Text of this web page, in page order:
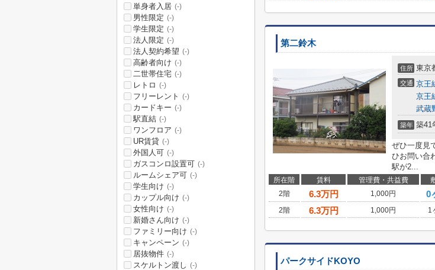
第二鈴木
住所 東京
交通 京王
京王
武蔵
築年 築41
ぜひ一度見
ひお問い合
駅が2...
所在階 賃料 管理費・共益費
2階
6.3万円 1,000円 0
2階
6.3万円 1,000円 1
パークサイドKOYO
単身者入居 (-)
男性限定 (-)
学生限定 (-)
法人限定 (-)
法人契約希望 (-)
高齢者向け (-)
二世帯住宅 (-)
レトロ (-)
フリーレント (-)
カードキー (-)
駅直結 (-)
ワンフロア (-)
UR賃貸 (-)
外国人可 (-)
ガスコンロ設置可 (-)
ルームシェア可 (-)
学生向け (-)
カップル向け (-)
女性向け (-)
新婚さん向け (-)
ファミリー向け (-)
キャンペーン (-)
居抜物件 (-)
スケルトン渡し (-)